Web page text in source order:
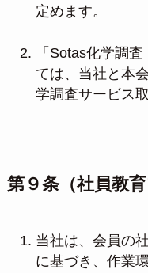
定めます。
「Sotas化学調
ては、当社と本
学調査サービス
第９条（社員教
当社は、会員の
に基づき、作業